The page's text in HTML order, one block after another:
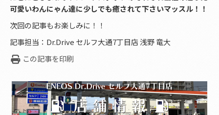
可愛いわんにゃん達に少しでも癒されて下さいマッスル！！
次回の記事もお楽しみに！！
記事担当：Dr.Drive セルフ大通7丁目店 浅野 竜大
この記事を印刷